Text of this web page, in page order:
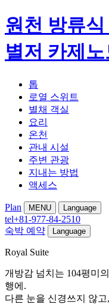
원천 방류
별저 카제노
톱
로열 스위트
별채 객실
요리
온천
관내 시설
주변 관광
지내는 방법
액세스
Plan MENU Language
tel+81-977-84-2510
숙박 예약
Language
Royal Suite
개방감 넘치는 104평미
행에.
다른 눈을 신경쓰지 않